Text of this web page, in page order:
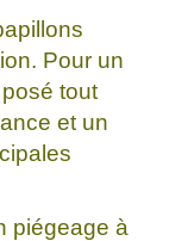
Pour un
tout
et un
piégeage à